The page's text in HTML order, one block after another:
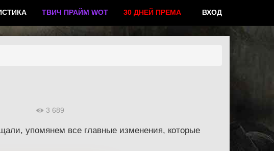
ТВИЧ ПРАЙМ WOT 30 ДНЕЙ ПРЕМА ВХОД
3 689
упомянем все главные изменения, которые